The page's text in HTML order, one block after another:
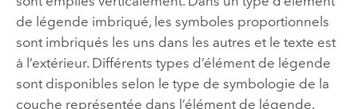
de légende imbriqué, les symboles proportionnels
sont imbriqués les uns dans les autres et le texte est
à l’extérieur. Différents types d’élément de légende
sont disponibles selon le type de symbologie de la
couche représentée dans l’élément de légende.